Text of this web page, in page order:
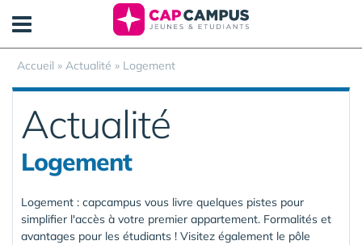
Accueil » Actualité » Logement
Actualité
Logement
Logement : capcampus vous livre quelques pistes pour
simplifier l'accès à votre premier appartement. Formalités et
avantages pour les étudiants ! Visitez également le pôle
Panneau de gestion des cookies